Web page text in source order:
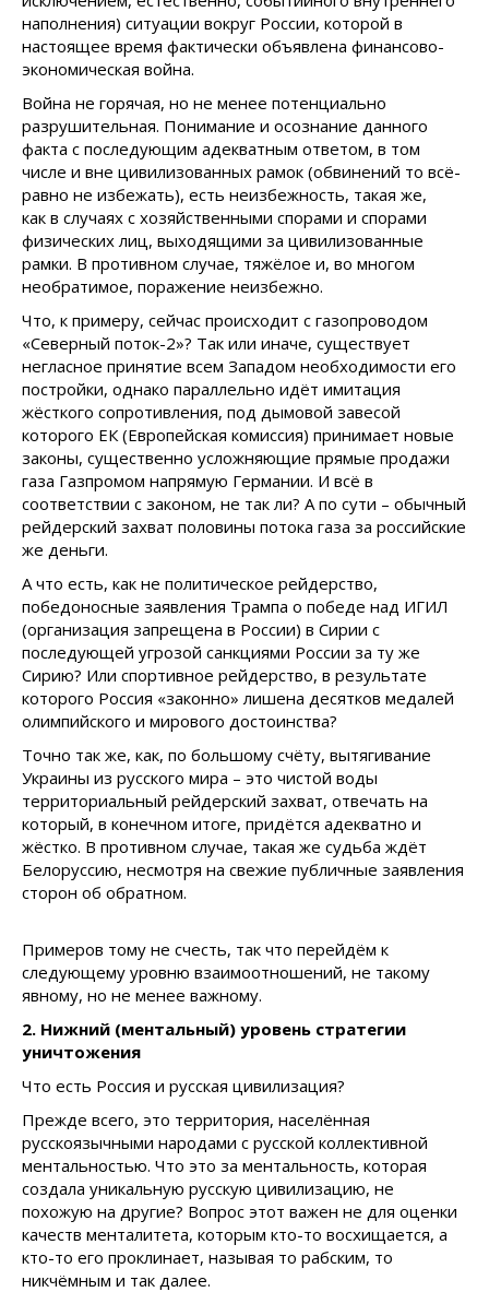
наполнения) ситуации вокруг России, которой в
настоящее время фактически объявлена финансово-
экономическая война.
Война не горячая, но не менее потенциально
разрушительная. Понимание и осознание данного
факта с последующим адекватным ответом, в том
числе и вне цивилизованных рамок (обвинений то всё-
равно не избежать), есть неизбежность, такая же,
как в случаях с хозяйственными спорами и спорами
физических лиц, выходящими за цивилизованные
рамки. В противном случае, тяжёлое и, во многом
необратимое, поражение неизбежно.
Что, к примеру, сейчас происходит с газопроводом
«Северный поток-2»? Так или иначе, существует
негласное принятие всем Западом необходимости его
постройки, однако параллельно идёт имитация
жёсткого сопротивления, под дымовой завесой
которого ЕК (Европейская комиссия) принимает новые
законы, существенно усложняющие прямые продажи
газа Газпромом напрямую Германии. И всё в
соответствии с законом, не так ли? А по сути – обычный
рейдерский захват половины потока газа за российские
же деньги.
А что есть, как не политическое рейдерство,
победоносные заявления Трампа о победе над ИГИЛ
(организация запрещена в России) в Сирии с
последующей угрозой санкциями России за ту же
Сирию? Или спортивное рейдерство, в результате
которого Россия «законно» лишена десятков медалей
олимпийского и мирового достоинства?
Точно так же, как, по большому счёту, вытягивание
Украины из русского мира – это чистой воды
территориальный рейдерский захват, отвечать на
который, в конечном итоге, придётся адекватно и
жёстко. В противном случае, такая же судьба ждёт
Белоруссию, несмотря на свежие публичные заявления
сторон об обратном.
Примеров тому не счесть, так что перейдём к
следующему уровню взаимоотношений, не такому
явному, но не менее важному.
2. Нижний (ментальный) уровень стратегии
уничтожения
Что есть Россия и русская цивилизация?
Прежде всего, это территория, населённая
русскоязычными народами с русской коллективной
ментальностью. Что это за ментальность, которая
создала уникальную русскую цивилизацию, не
похожую на другие? Вопрос этот важен не для оценки
качеств менталитета, которым кто-то восхищается, а
кто-то его проклинает, называя то рабским, то
никчёмным и так далее.